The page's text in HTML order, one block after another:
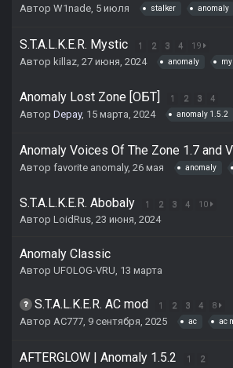
Автор W1nade, 5 июля stalker anomaly
S.T.A.L.K.E.R. Mystic 1 2 3 4 19
Автор killaz, 27 июня, 2024 anomaly
Anomaly Lost Zone [ОБТ] 1 2 3 4
Автор Depay, 15 марта, 2024 anomaly 1.5.2
Anomaly Voices Of The Zone 1.7 and
Автор favorite anomaly, 26 мая anomaly
S.T.A.L.K.E.R. Abobaly 1 2 3 4 10
Автор LoidRus, 23 июня, 2024
Anomaly Classic
Автор UFOLOG-VRU, 13 марта
S.T.A.L.K.E.R. AC mod 1 2 3 4 8
Автор AC777, 9 сентября, 2025 ac ac
AFTERGLOW | Anomaly 1.5.2 1 2